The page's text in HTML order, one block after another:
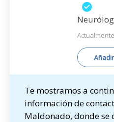
Te mostramos a
información de
Maldonado, donde se